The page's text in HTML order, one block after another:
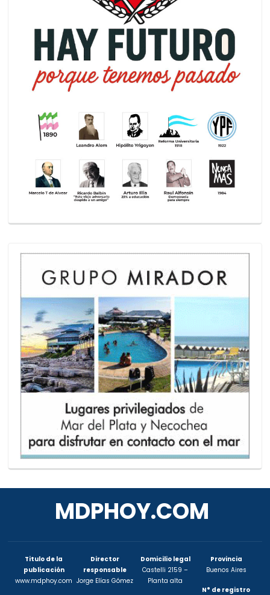
MDPHOY.COM
Titulo de la
publicación
www.mdphoy.com
Director
responsable
Jorge Elías Gómez
Domicilio legal
Castelli 2159 –
Planta alta
Provincia
Buenos Aires
N° de registro